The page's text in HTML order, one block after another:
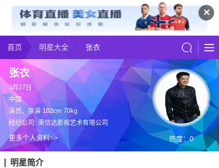
✕
首页 明星大全 张衣
热度：0
张衣
3月27日
中国
演员、导演 182cm 70kg
经纪公司: 荣信达影视艺术有限公司
更多个人资料>>
明星简介